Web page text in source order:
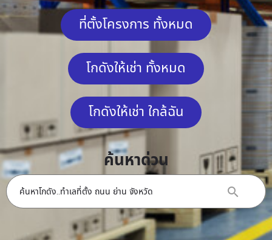
ที่ตั้งโครงการ ทั้งหมด
โกดังให้เช่า ทั้งหมด
โกดังให้เช่า ใกล้ฉัน
ค้นหาด่วน